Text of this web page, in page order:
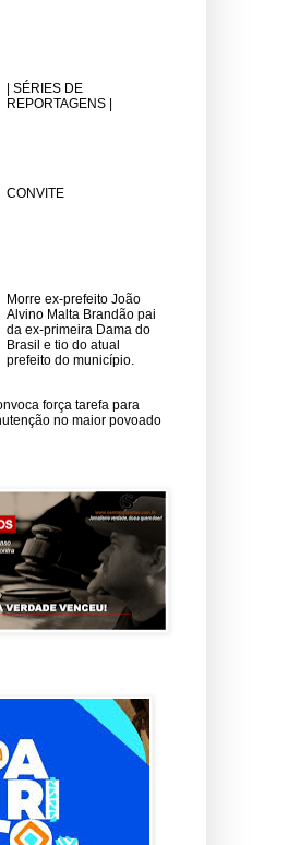
| SÉRIES DE
REPORTAGENS |
CONVITE
Morre ex-prefeito João
Alvino Malta Brandão pai
da ex-primeira Dama do
Brasil e tio do atual
prefeito do município.
força tarefa para
no maior povoado